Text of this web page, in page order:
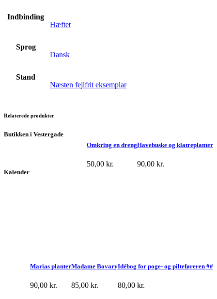
Indbinding
Hæftet
Sprog
Dansk
Stand
Næsten fejlfrit eksemplar
Relaterede produkter
Havebuske og klatreplanter
90,00 kr.
Omkring en dreng
50,00 kr.
Idébog for poge- og pilteføreren ##
80,00 kr.
Madame Bovary
85,00 kr.
Marias planter
90,00 kr.
Butikken i Vestergade
Kalender